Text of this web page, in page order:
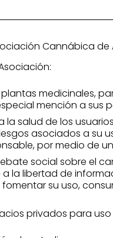
Cannábica
medicinales,
mención a sus
la salud de los
asociados a su
por medio de
social sobre el
la libertad de
su uso,
privados para